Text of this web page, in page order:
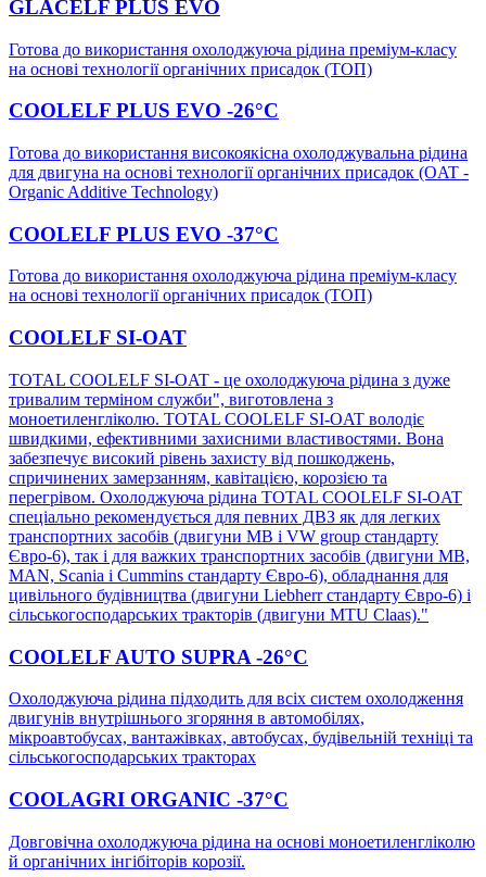
GLACELF PLUS EVO
Готова до використання охолоджуюча рідина преміум-класу
на основі технології органічних присадок (ТОП)
COOLELF PLUS EVO -26°C
Готова до використання високоякісна охолоджувальна рідина
для двигуна на основі технології органічних присадок (OAT -
Organic Additive Technology)
COOLELF PLUS EVO -37°C
Готова до використання охолоджуюча рідина преміум-класу
на основі технології органічних присадок (ТОП)
COOLELF SI-OAT
TOTAL COOLELF SI-OAT - це охолоджуюча рідина з дуже
тривалим терміном служби", виготовлена з
моноетиленгліколю. TOTAL COOLELF SI-OAT володіє
швидкими, ефективними захисними властивостями. Вона
забезпечує високий рівень захисту від пошкоджень,
спричинених замерзанням, кавітацією, корозією та
перегрівом. Охолоджуюча рідина TOTAL COOLELF SI-OAT
спеціально рекомендується для певних ДВЗ як для легких
транспортних засобів (двигуни MB і VW group стандарту
Євро-6), так і для важких транспортних засобів (двигуни MB,
MAN, Scania і Cummins стандарту Євро-6), обладнання для
цивільного будівництва (двигуни Liebherr стандарту Євро-6) і
сільськогосподарських тракторів (двигуни MTU Claas)."
COOLELF AUTO SUPRA -26°C
Охолоджуюча рідина підходить для всіх систем охолодження
двигунів внутрішнього згоряння в автомобілях,
мікроавтобусах, вантажівках, автобусах, будівельній техніці та
сільськогосподарських тракторах
COOLAGRI ORGANIC -37°C
Довговічна охолоджуюча рідина на основі моноетиленгліколю
й органічних інгібіторів корозії.